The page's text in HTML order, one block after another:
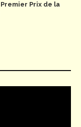
Prix de la